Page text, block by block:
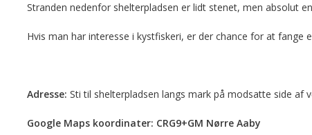
Stranden nedenfor shelterpladsen er lidt stenet, men absolut
Hvis man har interesse i kystfiskeri, er der chance for at
Adresse: Sti til shelterpladsen langs mark på modsatte side af
Google Maps koordinater: CRG9+GM Nørre Aaby